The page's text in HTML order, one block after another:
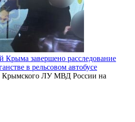
Крыма завершено расследование
в рельсовом автобусе
Крымского ЛУ МВД России на